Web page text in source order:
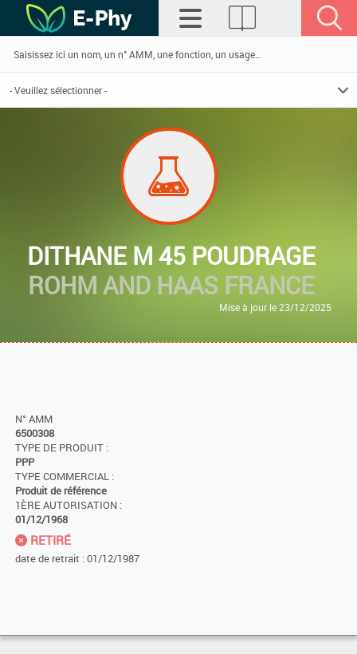
DITHANE M 45 POUDRAGE
ROHM AND HAAS FRANCE
Mise à jour le 23/12/2025
N° AMM
6500308
TYPE DE PRODUIT :
PPP
TYPE COMMERCIAL :
Produit de référence
1ÈRE AUTORISATION :
01/12/1968
RETIRÉ
date de retrait : 01/12/1987